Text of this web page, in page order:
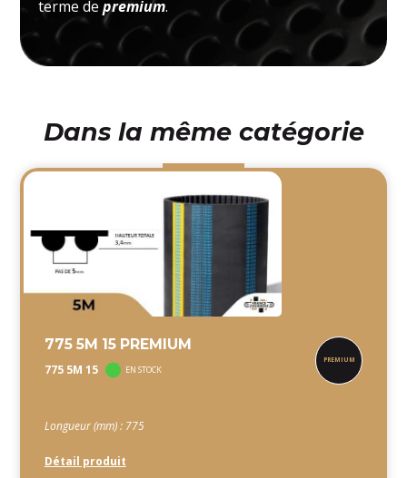
terme depremium.
Dans la même catégorie
775 5M 15 PREMIUM
775 5M 15 EN STOCK
Longueur (mm) : 775
Détail produit